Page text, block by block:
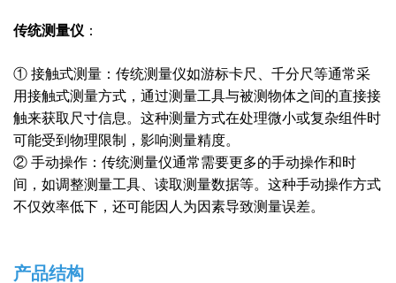
传统测量仪 ：
① 接触式测量：传统测量仪如游标卡尺、千分尺等通常采
用接触式测量方式，通过测量工具与被测物体之间的直接接
触来获取尺寸信息。这种测量方式在处理微小或复杂组件时
可能受到物理限制，影响测量精度。
② 手动操作：传统测量仪通常需要更多的手动操作和时
间，如调整测量工具、读取测量数据等。这种手动操作方式
不仅效率低下，还可能因人为因素导致测量误差。
产品结构